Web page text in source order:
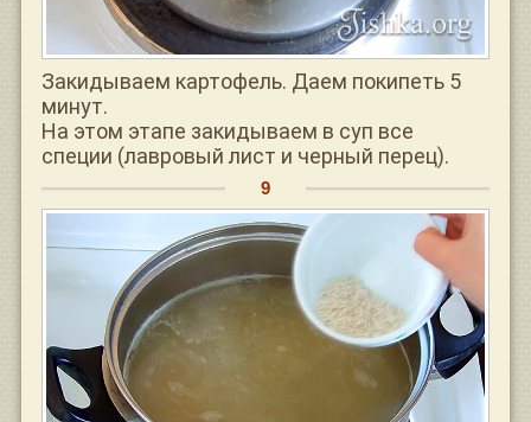
Закидываем картофель. Даем покипеть 5
минут.
На этом этапе закидываем в суп все
специи (лавровый лист и черный перец).